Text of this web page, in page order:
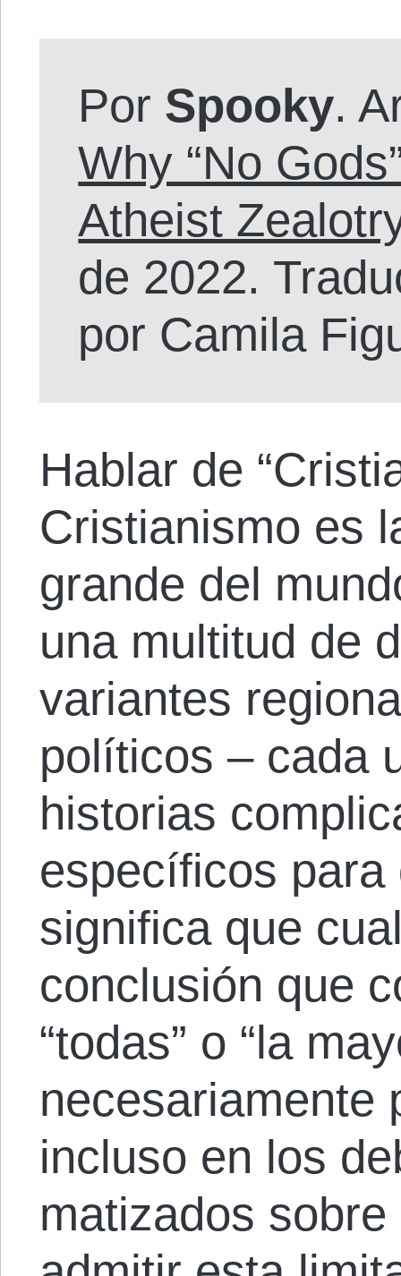
Por Spooky.
Why “No
Atheist
de 2022.
por Camila
Hablar de
Cristianismo es
grande del
una multitud de
variantes
políticos – cada
historias
específicos
significa que
conclusión que
“todas” o “la
necesariamente
incluso en los
matizados